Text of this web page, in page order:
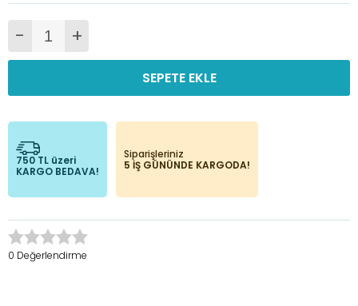
- +
SEPETE EKLE
750 TL üzeri
KARGO BEDAVA!
Siparişleriniz
5 İŞ GÜNÜNDE KARGODA!
0 Değerlendirme